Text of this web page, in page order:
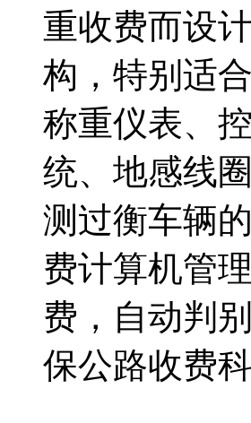
重收费而设
构，特别适
称重仪表、
统、地感线
测过衡车辆
费计算机管
费，自动判
保公路收费